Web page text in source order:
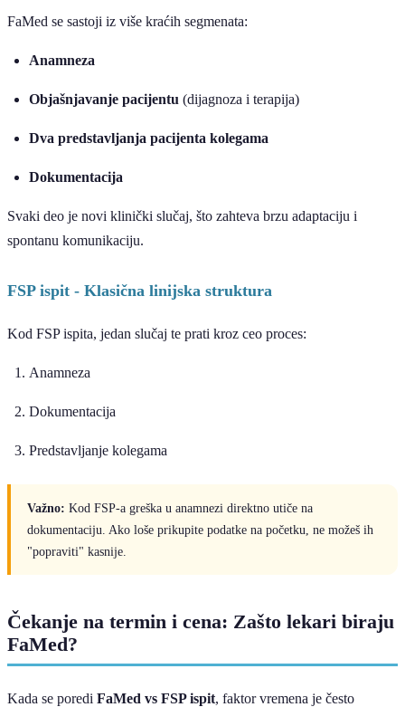
FaMed se sastoji iz više kraćih segmenata:
Anamneza
Objašnjavanje pacijentu (dijagnoza i terapija)
Dva predstavljanja pacijenta kolegama
Dokumentacija
Svaki deo je novi klinički slučaj, što zahteva brzu adaptaciju i
spontanu komunikaciju.
FSP ispit - Klasična linijska struktura
Kod FSP ispita, jedan slučaj te prati kroz ceo proces:
Anamneza
Dokumentacija
Predstavljanje kolegama
Važno: Kod FSP-a greška u anamnezi direktno utiče na
dokumentaciju. Ako loše prikupite podatke na početku, ne možeš ih
"popraviti" kasnije.
Čekanje na termin i cena: Zašto lekari biraju
FaMed?
Kada se poredi FaMed vs FSP ispit, faktor vremena je često